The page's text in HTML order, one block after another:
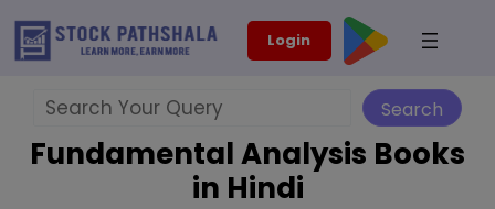
Skip
Login
Search
Fundamental Analysis Books
in Hindi
modal-check